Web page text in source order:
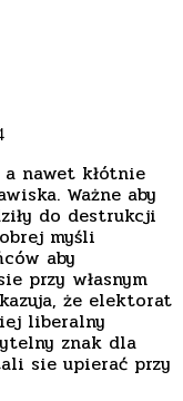
nawet kłótnie
Ważne aby
do destrukcji
myśli
aby
przy własnym
że elektorat
liberalny
znak dla
sie upierać przy